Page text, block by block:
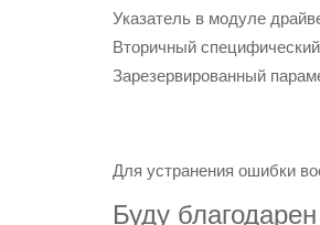
Указатель в модуле
Вторичный
Зарезервированный
Для устранения ошибки
Буду